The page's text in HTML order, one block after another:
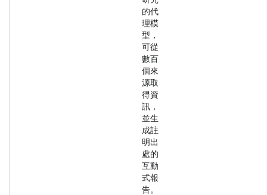
的代
理模
型，
可從
數百
個來
源取
得資
訊，
並生
成註
明出
處的
互動
式報
告。